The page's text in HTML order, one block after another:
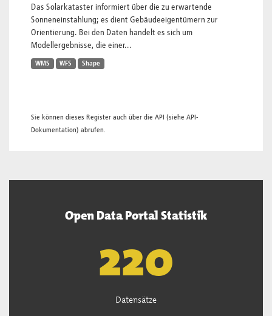
Das Solarkataster informiert über die zu erwartende
Sonneneinstahlung; es dient Gebäudeeigentümern zur
Orientierung. Bei den Daten handelt es sich um
Modellergebnisse, die einer...
WMS WFS Shape
Sie können dieses Register auch über die API (siehe API-
Dokumentation) abrufen.
Open Data Portal Statistik
222
Datensätze